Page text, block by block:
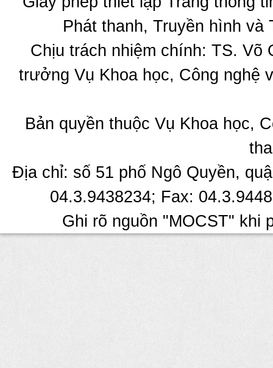
Phát thanh, Truyền hình
Chịu trách nhiệm chính: TS.
trưởng Vụ Khoa học, Công nghệ
Bản quyền thuộc Vụ Khoa học,
Địa chỉ: số 51 phố Ngô Quyền,
04.3.9438234; Fax:
Ghi rõ nguồn "MOCST" khi